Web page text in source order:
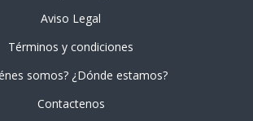
Aviso Legal
Términos y condiciones
somos? ¿Dónde estamos?
Contactenos